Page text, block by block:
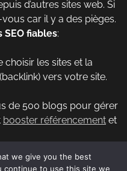
d’autres sites web. Si
car il y a des pièges.
SEO fiables:
les sites et la
vers votre site.
de 500 blogs pour gérer
booster référencement et
we give you the best
continue to use this site we